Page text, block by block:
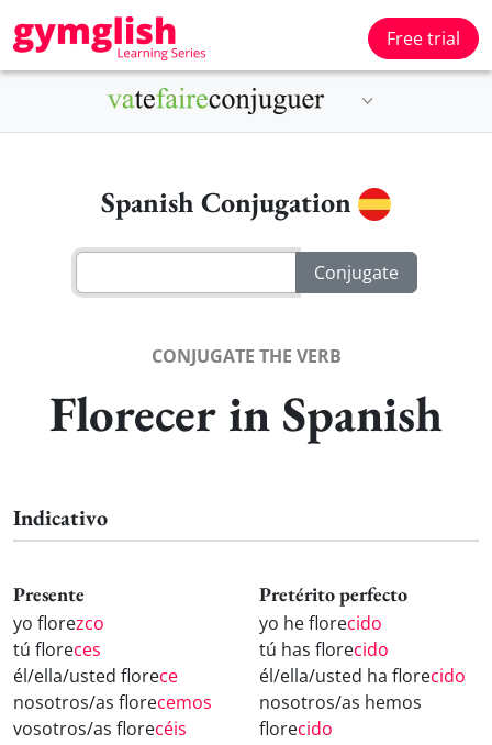
Free trial
Spanish Conjugation
CONJUGATE THE VERB
Florecer in Spanish
Indicativo
Presente
yo florezco
tú floreces
él/ella/usted florece
nosotros/as florecemos
vosotros/as florecéis
Pretérito perfecto
yo he florecido
tú has florecido
él/ella/usted ha florecido
nosotros/as hemos
florecido